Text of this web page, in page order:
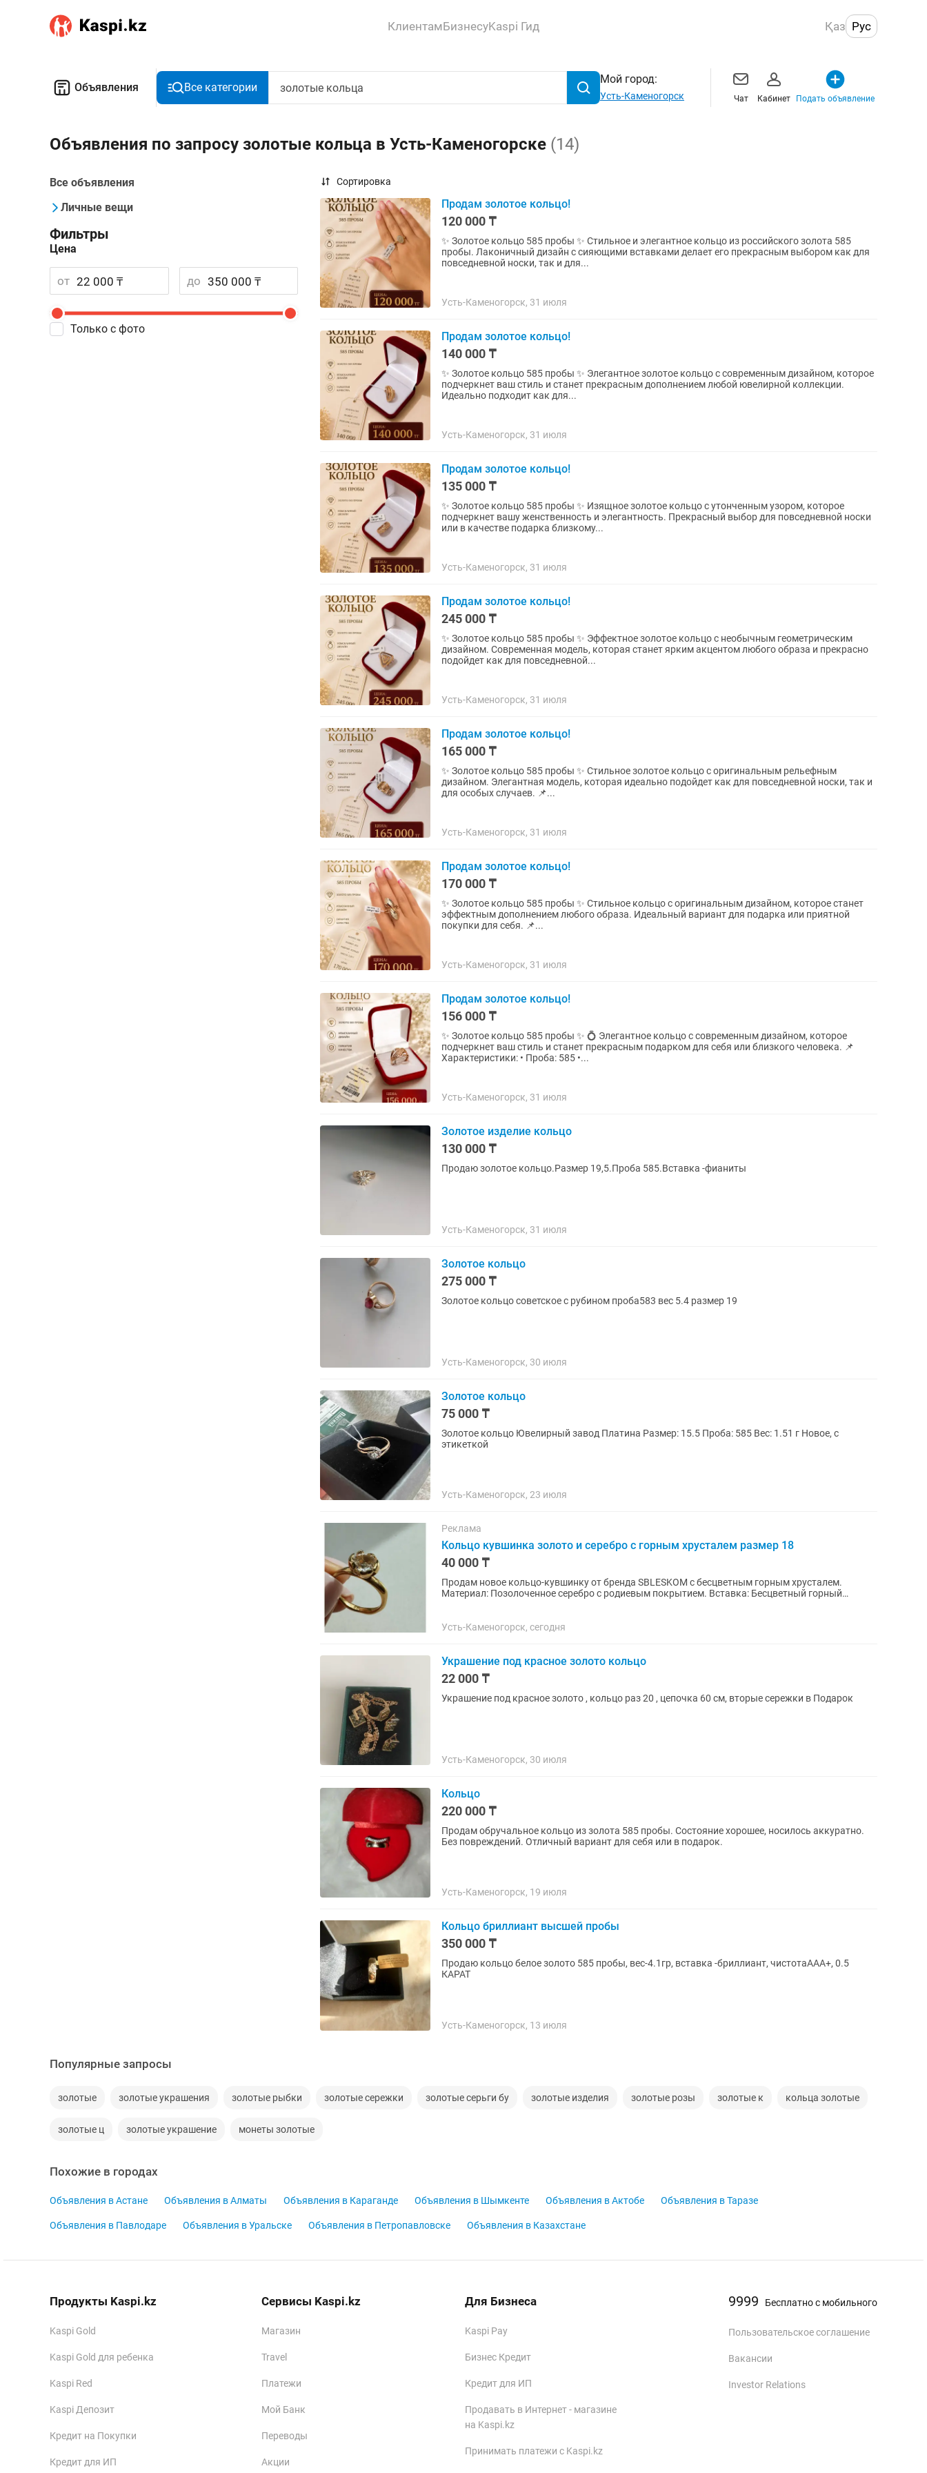
КлиентамБизнесуKaspi Гид Қаз Рус
Объявления Все категории
Мой город:
Усть-Каменогорск Чат Кабинет Подать объявление
Объявления по запросу золотые кольца в Усть-Каменогорске (14)
Все объявления
Личные вещи
Фильтры
Цена
от до
Только с фото
Сортировка
Продам золотое кольцо!
120 000 ₸
✨ Золотое кольцо 585 пробы ✨ Стильное и элегантное кольцо из российского золота 585
пробы. Лаконичный дизайн с сияющими вставками делает его прекрасным выбором как для
повседневной носки, так и для...
Усть-Каменогорск, 31 июля
Продам золотое кольцо!
140 000 ₸
✨ Золотое кольцо 585 пробы ✨ Элегантное золотое кольцо с современным дизайном, которое
подчеркнет ваш стиль и станет прекрасным дополнением любой ювелирной коллекции.
Идеально подходит как для...
Усть-Каменогорск, 31 июля
Продам золотое кольцо!
135 000 ₸
✨ Золотое кольцо 585 пробы ✨ Изящное золотое кольцо с утонченным узором, которое
подчеркнет вашу женственность и элегантность. Прекрасный выбор для повседневной носки
или в качестве подарка близкому...
Усть-Каменогорск, 31 июля
Продам золотое кольцо!
245 000 ₸
✨ Золотое кольцо 585 пробы ✨ Эффектное золотое кольцо с необычным геометрическим
дизайном. Современная модель, которая станет ярким акцентом любого образа и прекрасно
подойдет как для повседневной...
Усть-Каменогорск, 31 июля
Продам золотое кольцо!
165 000 ₸
✨ Золотое кольцо 585 пробы ✨ Стильное золотое кольцо с оригинальным рельефным
дизайном. Элегантная модель, которая идеально подойдет как для повседневной носки, так и
для особых случаев. 📌...
Усть-Каменогорск, 31 июля
Продам золотое кольцо!
170 000 ₸
✨ Золотое кольцо 585 пробы ✨ Стильное кольцо с оригинальным дизайном, которое станет
эффектным дополнением любого образа. Идеальный вариант для подарка или приятной
покупки для себя. 📌...
Усть-Каменогорск, 31 июля
Продам золотое кольцо!
156 000 ₸
✨ Золотое кольцо 585 пробы ✨ 💍 Элегантное кольцо с современным дизайном, которое
подчеркнет ваш стиль и станет прекрасным подарком для себя или близкого человека. 📌
Характеристики: • Проба: 585 •...
Усть-Каменогорск, 31 июля
Золотое изделие кольцо
130 000 ₸
Продаю золотое кольцо.Размер 19,5.Проба 585.Вставка -фианиты
Усть-Каменогорск, 31 июля
Золотое кольцо
275 000 ₸
Золотое кольцо советское с рубином проба583 вес 5.4 размер 19
Усть-Каменогорск, 30 июля
Золотое кольцо
75 000 ₸
Золотое кольцо Ювелирный завод Платина Размер: 15.5 Проба: 585 Вес: 1.51 г Новое, с
этикеткой
Усть-Каменогорск, 23 июля
Реклама
Кольцо кувшинка золото и серебро с горным хрусталем размер 18
40 000 ₸
Продам новое кольцо-кувшинку от бренда SBLESKOM с бесцветным горным хрусталем.
Материал: Позолоченное серебро с родиевым покрытием. Вставка: Бесцветный горный
Усть-Каменогорск, сегодня
Украшение под красное золото кольцо
22 000 ₸
Украшение под красное золото , кольцо раз 20 , цепочка 60 см, вторые сережки в Подарок
Усть-Каменогорск, 30 июля
Кольцо
220 000 ₸
Продам обручальное кольцо из золота 585 пробы. Состояние хорошее, носилось аккуратно.
Без повреждений. Отличный вариант для себя или в подарок.
Усть-Каменогорск, 19 июля
Кольцо бриллиант высшей пробы
350 000 ₸
Продаю кольцо белое золото 585 пробы, вес-4.1гр, вставка -бриллиант, чистотаААА+, 0.5
КАРАТ
Усть-Каменогорск, 13 июля
Популярные запросы
золотые золотые украшения золотые рыбки золотые сережки золотые серьги бу золотые изделия золотые розы золотые к кольца золотые
золотые ц золотые украшение монеты золотые
Похожие в городах
Объявления в Астане Объявления в Алматы Объявления в Караганде Объявления в Шымкенте Объявления в Актобе Объявления в Таразе
Объявления в Павлодаре Объявления в Уральске Объявления в Петропавловске Объявления в Казахстане
Продукты Kaspi.kz
Kaspi Gold
Kaspi Gold для ребенка
Kaspi Red
Kaspi Депозит
Кредит на Покупки
Кредит для ИП
Сервисы Kaspi.kz
Магазин
Travel
Платежи
Мой Банк
Переводы
Акции
Для Бизнеса
Kaspi Pay
Бизнес Кредит
Кредит для ИП
Продавать в Интернет - магазине
на Kaspi.kz
Принимать платежи с Kaspi.kz
9999 Бесплатно с мобильного
Пользовательское соглашение
Вакансии
Investor Relations